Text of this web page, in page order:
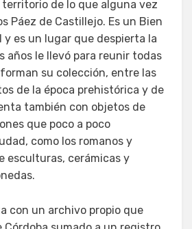
territorio de lo que alguna vez
Páez de Castillejo. Es un Bien
es un lugar que despierta la
años le llevó para reunir todas
su colección, entre las
de la época prehistórica y de
también con objetos de
que poco a poco
como los romanos y
esculturas, cerámicas y
con un archivo propio que